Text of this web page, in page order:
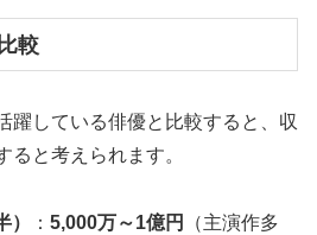
較
躍している俳優と比較すると、収
ると考えられます。
：5,000万～1億円
（主演作多